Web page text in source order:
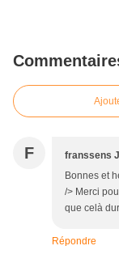
F franssens
Bonnes et
/> Merci
que celà
Répondre